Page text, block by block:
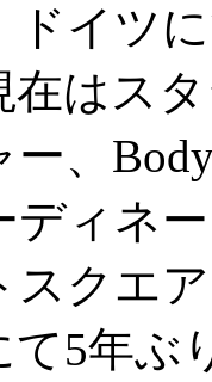
ドイツ
在はス
、
ディネ
スクエ
て5年ぶ